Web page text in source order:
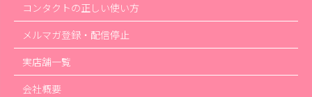
コンタクトの正しい使い方
メルマガ登録・配信停止
実店舗一覧
会社概要